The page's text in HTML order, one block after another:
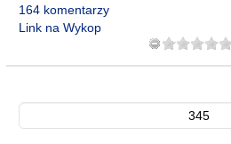
164 komentarzy
Link na Wykop
345